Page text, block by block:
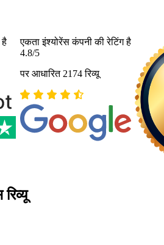
है
एकता इंश्योरेंस कंपनी की रेटिंग है
4.8/5
पर आधारित 2174 रिव्यू